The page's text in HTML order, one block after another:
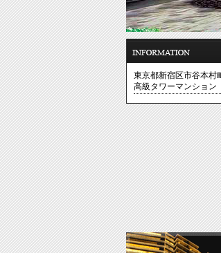
東京都新宿区市谷本
高級タワーマンション